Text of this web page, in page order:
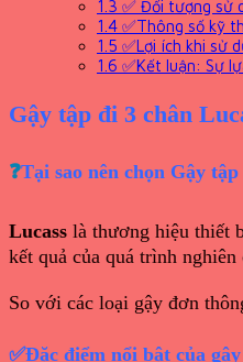
1.3 ✅ Đối tượng
1.4 ✅Thông số kỹ
1.5 ✅Lợi ích khi sử
1.6 ✅Kết luận: Sự
Gậy tập đi 3 chân
❓Tại sao nên chọn Gậy
Lucass là thương hiệu thiết
kết quả của quá trình
So với các loại gậy đơn
✅Đặc điểm nổi bật của